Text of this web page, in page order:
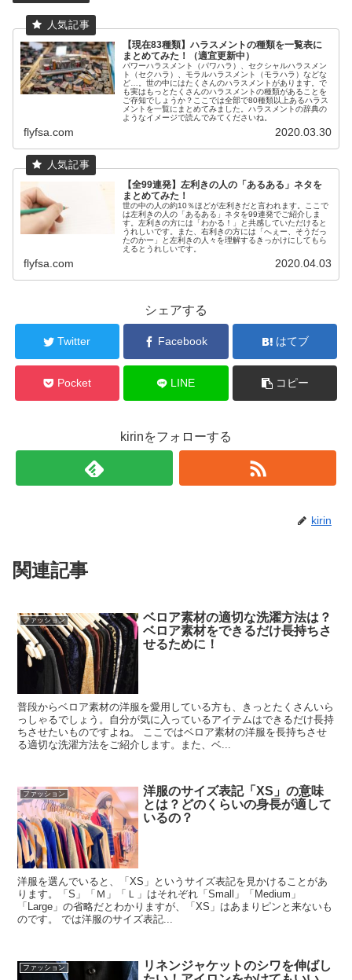
【現在83種類】ハラスメントの種類を一覧表に
まとめてみた！（適宜更新中）
パワーハラスメント（パワハラ）、セクシャルハラスメン
ト（セクハラ）、モラルハラスメント（モラハラ）などな
ど…。世の中にはたくさんのハラスメントがあります。で
も実はもっとたくさんのハラスメントの種類があることを
ご存知でしょうか？ここでは全部で80種類以上あるハラス
メントを一覧にまとめてみました。ハラスメントの辞典の
ようなイメージで読んでみてくださいね。
flyfsa.com 2020.03.30
【全99連発】左利きの人の「あるある」ネタを
まとめてみた！
世の中の人の約10％ほどが左利きだと言われます。ここで
は左利きの人の「あるある」ネタを99連発でご紹介しま
す。左利きの方には「わかる！」と共感していただけると
うれしいです。また、右利きの方には「へぇー、そうだっ
たのかー」と左利きの人々を理解するきっかけにしてもら
えるとうれしいです。
flyfsa.com 2020.04.03
シェアする
Twitter Facebook はてブ
Pocket LINE コピー
kirinをフォローする
kirin
関連記事
ファッション
ベロア素材の適切な洗濯方法は？
ベロア素材をできるだけ長持ちさ
せるために！
普段からベロア素材の洋服を愛用している方も、きっとたくさんいら
っしゃるでしょう。自分が気に入っているアイテムはできるだけ長持
ちさせたいものですよね。 ここではベロア素材の洋服を長持ちさせ
る適切な洗濯方法をご紹介します。また、ベ...
ファッション
洋服のサイズ表記「XS」の意味
とは？どのくらいの身長が適して
いるの？
洋服を選んでいると、「XS」というサイズ表記を見かけることがあ
ります。「S」「Ｍ」「Ｌ」はそれぞれ「Small」「Medium」
「Large」の省略だとわかりますが、「XS」はあまりピンと来ないも
のです。 では洋服のサイズ表記...
ファッション
リネンジャケットのシワを伸ばし